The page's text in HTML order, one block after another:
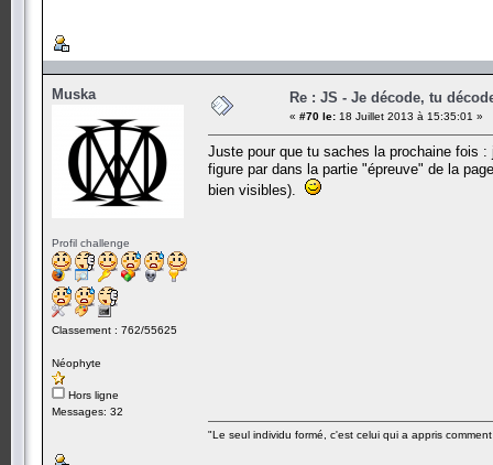
Muska
Profil challenge
Classement : 762/55625
Néophyte
Hors ligne
Messages: 32
Re : JS - Je décode, tu
« #70 le: 18 Juillet 2013 à 15:35:01 »
Juste pour que tu saches la prochaine fois
figure par dans la partie "épreuve" de la
bien visibles).
"Le seul individu formé, c'est celui qui a appris